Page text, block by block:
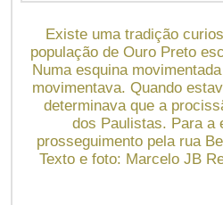
Existe uma tradição
população de Ouro Preto
Numa esquina
movimentava. Quando
determinava que a
dos Paulistas. Para a
prosseguimento pela rua
Texto e foto: Marcelo JB